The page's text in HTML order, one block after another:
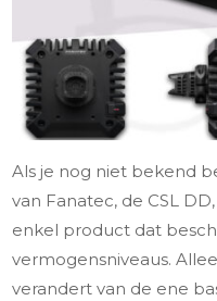
Als je nog niet bekend
van Fanatec, de CSL
enkel product dat
vermogensniveaus.
verandert van de ene